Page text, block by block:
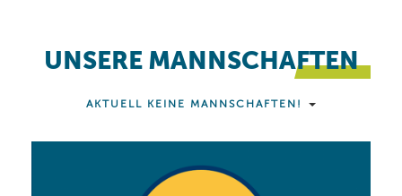
UNSERE MANNSCHAFTEN
AKTUELL KEINE MANNSCHAFTEN!